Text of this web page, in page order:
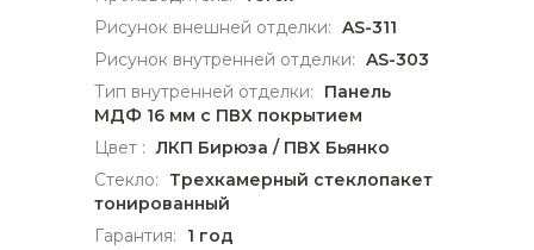
Рисунок внешней отделки: AS-311
Рисунок внутренней отделки: AS-303
Тип внутренней отделки:
Панель
МДФ 16 мм с ПВХ покрытием
Цвет : ЛКП Бирюза / ПВХ Бьянко
Стекло:
Трехкамерный стеклопакет
тонированный
Гарантия:
1 год